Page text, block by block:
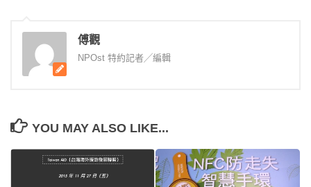
傅觀
NPOst 特約記者╱編輯
YOU MAY ALSO LIKE...